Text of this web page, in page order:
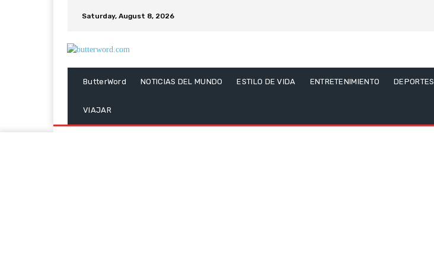
Saturday, August 8, 2026
ButterWord NOTICIAS DEL MUNDO ESTILO DE VIDA ENTRETENIMIENTO DEPORTES
VIAJAR